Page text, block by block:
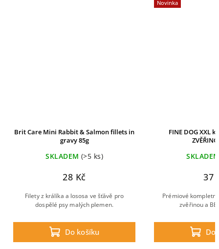
fillets in
FINE DOG XXL kapsa pro psy se
SKLADEM
Prémiové kompletní krmivo pro psy se
zvěřinou a BEZ OBILOVIN.
Brit
Gravy